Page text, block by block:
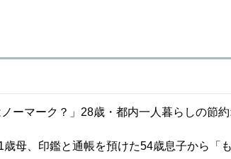
ーマーク？」28歳・都内一人暮らしの節
母、印鑑と通帳を預けた54歳息子から「